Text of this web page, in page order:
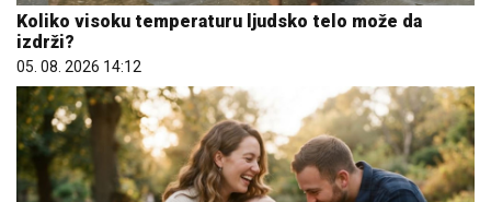
Koliko visoku temperaturu ljudsko telo može da
izdrži?
05. 08. 2026 14:12